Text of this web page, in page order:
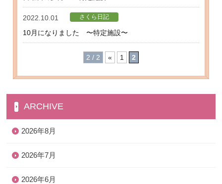
2022.10.01 さくら日記
10月になりました 〜特定施設〜
2 / 2 « 1 2
ARCHIVE
2026年8月
2026年7月
2026年6月